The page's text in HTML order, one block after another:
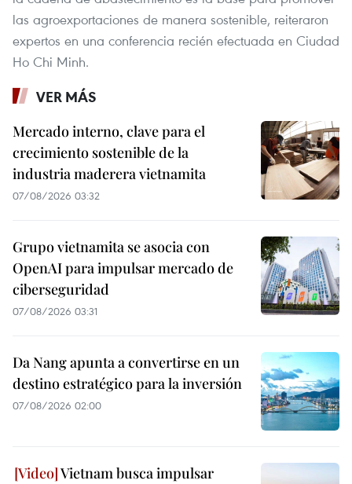
las agroexportaciones de manera sostenible, reiteraron
expertos en una conferencia recién efectuada en Ciudad
Ho Chi Minh.
VER MÁS
Mercado interno, clave para el
crecimiento sostenible de la
industria maderera vietnamita
07/08/2026 03:32
Grupo vietnamita se asocia con
OpenAI para impulsar mercado de
ciberseguridad
07/08/2026 03:31
Da Nang apunta a convertirse en un
destino estratégico para la inversión
07/08/2026 02:00
Vietnam busca impulsar